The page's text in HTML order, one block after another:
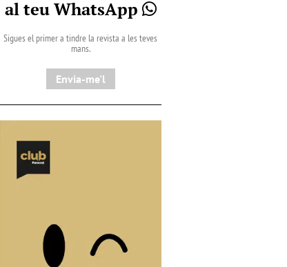
al teu WhatsApp
Sigues el primer a tindre la revista a les teves
mans.
Envia-me'l